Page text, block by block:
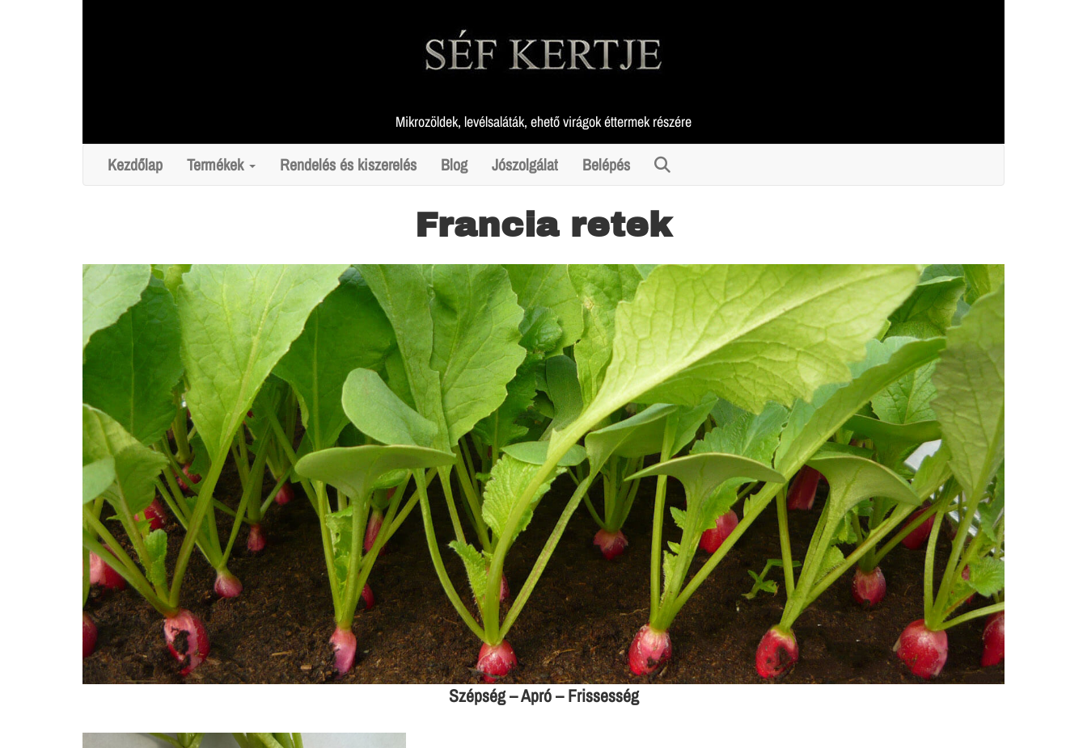
Mikrozöldek, levélsaláták, ehető virágok éttermek részére
Kezdőlap Termékek Rendelés és kiszerelés Blog Jószolgálat Belépés
Francia retek
Szépség – Apró – Frissesség